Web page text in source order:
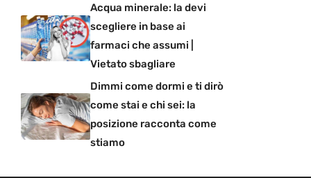
Acqua minerale: la devi
scegliere in base ai
farmaci che assumi |
Vietato sbagliare
Dimmi come dormi e ti dirò
come stai e chi sei: la
posizione racconta come
stiamo